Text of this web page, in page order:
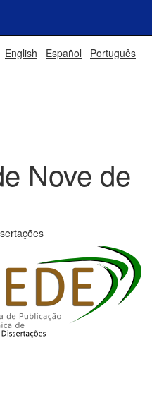
English Español Português
Nove de